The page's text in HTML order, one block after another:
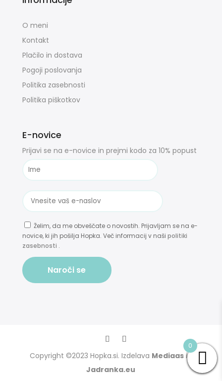
O meni
Kontakt
Plačilo in dostava
Pogoji poslovanja
Politika zasebnosti
Politika piškotkov
E-novice
Prijavi se na e-novice in prejmi kodo za 10% popust
Želim, da me obveščate o novostih. Prijavljam se na e-
novice, ki jih pošilja Hopka. Več informacij v naši politiki
zasebnosti .
Naroči se
Copyright ©2023 Hopka.si. Izdelava Mediaas in
Jadranka.eu
0